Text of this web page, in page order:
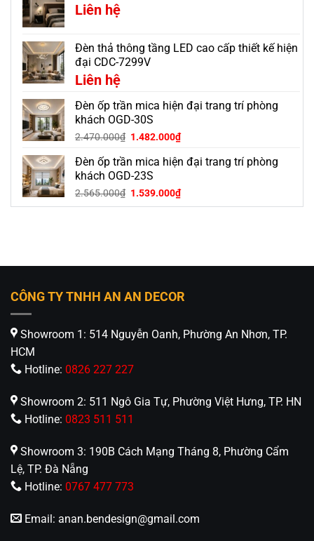
Liên hệ
Đèn thả thông tầng LED cao cấp thiết kế hiện
đại CDC-7299V
Liên hệ
Đèn ốp trần mica hiện đại trang trí phòng
khách OGD-30S
2.470.000₫ Giá
là:
2.470.000₫.
1.482.000₫Giá
tại
1.482.000₫.
Đèn ốp trần mica hiện đại trang trí phòng
khách OGD-23S
2.565.000₫ Giá
gốc
1.539.000₫Giá
hiện
CÔNG TY TNHH AN AN DECOR
Showroom 1: 514 Nguyễn Oanh, Phường An Nhơn, TP.
HCM
Hotline: 0826 227 227
Showroom 2: 511 Ngô Gia Tự, Phường Việt Hưng, TP. HN
Hotline: 0823 511 511
Showroom 3: 190B Cách Mạng Tháng 8, Phường Cẩm
Lệ, TP. Đà Nẵng
Hotline: 0767 477 773
Email: anan.bendesign@gmail.com